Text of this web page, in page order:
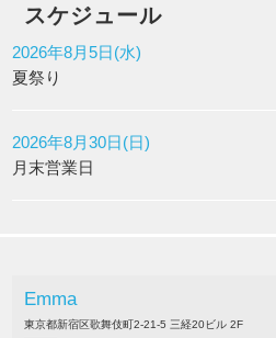
スケジュール
2026年8月5日(水)
夏祭り
2026年8月30日(日)
月末営業日
Emma
東京都新宿区歌舞伎町2-21-5 三経20ビル 2F